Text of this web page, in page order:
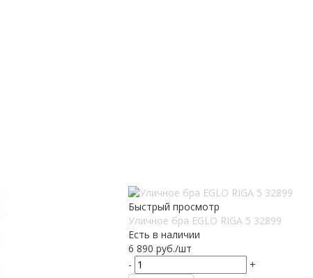
Быстрый просмотр
Уличное бра EGLO RIGA 5 32899
Есть в наличии
6 890 руб./шт
-
+